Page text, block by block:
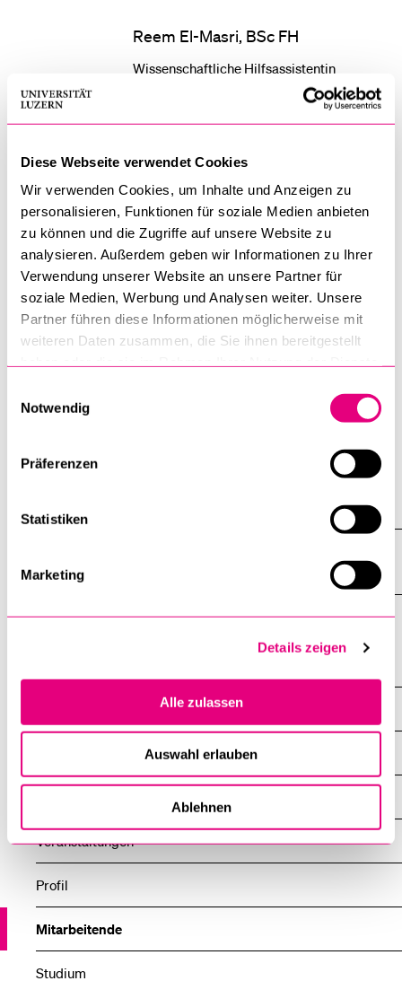
Diese Webseite verwendet Cookies
Wir verwenden Cookies, um Inhalte und Anzeigen zu
personalisieren, Funktionen für soziale Medien anbieten
zu können und die Zugriffe auf unsere Website zu
analysieren. Außerdem geben wir Informationen zu Ihrer
Verwendung unserer Website an unsere Partner für
soziale Medien, Werbung und Analysen weiter. Unsere
Partner führen diese Informationen möglicherweise mit
weiteren Daten zusammen, die Sie ihnen bereitgestellt
Notwendig
Präferenzen
Statistiken
Marketing
Details zeigen
Alle zulassen
Auswahl erlauben
Ablehnen
Veranstaltungen
Profil
Mitarbeitende
Studium
Reem El-Masri, BSc FH
Wissenschaftliche Hilfsassistentin
T +41 41 229 55 46 • Raum INS-2 •
Julia Niederberger, BLaw
Wissenschaftliche Hilfsassistentin
T +41 41 229 55 47 • Raum INS-2 •
julia.niederberger@unilu.ch
Christina Schacher
T +41 41 229 53 85 • Raum 4.B17 •
Alle anzeigen
Alle
Sektionen
öffnen